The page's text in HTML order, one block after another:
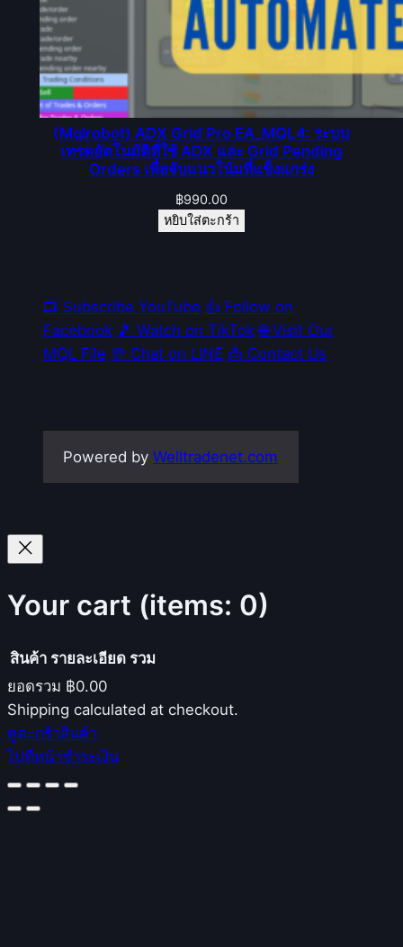
(Mqlrobot) ADX Grid Pro EA_MQL4: ระบบ
เทรดอัตโนมัติที่ใช้ ADX และ Grid Pending
Orders เพื่อจับแนวโน้มที่แข็งแกร่ง
฿990.00
หยิบใส่ตะกร้า
📺 Subscribe YouTube 👍 Follow on
Facebook 🎵 Watch on TikTok 🌐 Visit Our
MQL File 💬 Chat on LINE 📩 Contact Us
Powered byWelltradenet.com
Your cart (items: 0)
Products
in
cart
สินค้า รายละเอียด รวม
ยอดรวม ฿0.00
Shipping calculated at checkout.
ดูตะกร้าสินค้า
ไปที่หน้าชำระเงิน